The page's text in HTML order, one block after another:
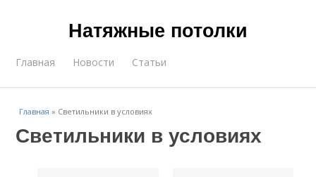
Натяжные потолки
Главная Новости Статьи
Главная » Светильники в условиях
Светильники в условиях